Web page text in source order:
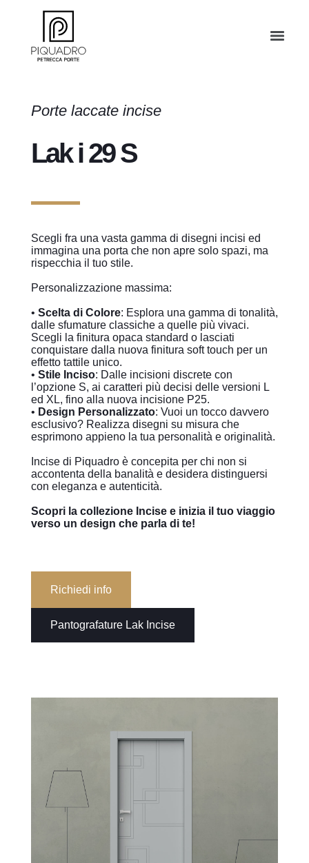
Porte laccate incise
Lak i 29 S
Scegli fra una vasta gamma di disegni incisi ed
immagina una porta che non apre solo spazi, ma
rispecchia il tuo stile.
Personalizzazione massima:
• Scelta di Colore: Esplora una gamma di tonalità,
dalle sfumature classiche a quelle più vivaci.
Scegli la finitura opaca standard o lasciati
conquistare dalla nuova finitura soft touch per un
effetto tattile unico.
• Stile Inciso: Dalle incisioni discrete con
l’opzione S, ai caratteri più decisi delle versioni L
ed XL, fino alla nuova incisione P25.
• Design Personalizzato: Vuoi un tocco davvero
esclusivo? Realizza disegni su misura che
esprimono appieno la tua personalità e originalità.
Incise di Piquadro è concepita per chi non si
accontenta della banalità e desidera distinguersi
con eleganza e autenticità.
Scopri la collezione Incise e inizia il tuo viaggio
verso un design che parla di te!
Richiedi info
Pantografature Lak Incise